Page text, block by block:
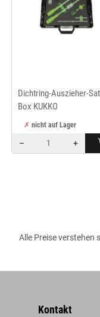
Dichtring-Auszieher-
Box KUKKO
nicht auf Lager
–
+
Alle Preise verstehen
Kontakt